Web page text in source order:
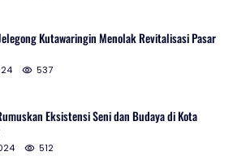
Kutawaringin Menolak Revitalisasi Pasar
537
Eksistensi Seni dan Budaya di Kota
512